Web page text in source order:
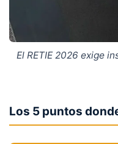
El RETIE 2026 exige
Los 5 puntos